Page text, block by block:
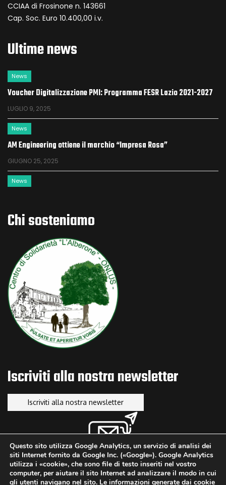
CCIAA di Frosinone n. 143661
Cap. Soc. Euro 10.400,00 i.v.
Ultime news
News
Voucher Digitalizzazione PMI: Programma FESR Lazio 2021-2027
LUGLIO 9, 2025
News
AM Engineering ottiene il marchio “Impresa Rosa”
GIUGNO 25, 2025
News
di lavoro
News
Decreto Sicurezza 2025: cosa cambia con la conversione del DL
159/2025
GENNAIO 23, 2026
News
Bando Donne e Impresa
Chi sosteniamo
Iscriviti alla nostra newsletter
Iscriviti alla nostra newsletter
Questo sito utilizza Google Analytics, un servizio di analisi dei
siti Internet fornito da Google Inc. («Google»). Google Analytics
utilizza i «cookie», che sono file di testo inseriti nel vostro
computer, per aiutare il sito Internet ad analizzare il modo in cui
gli utenti navigano nel sito. Le informazioni generate dai cookie